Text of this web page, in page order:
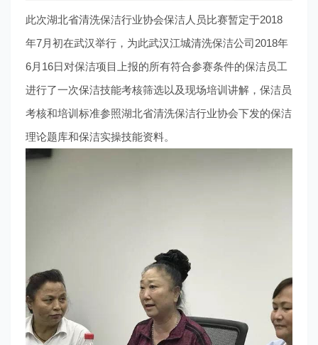
此次湖北省清洗保洁行业协会保洁人员比赛暂定于2018
年7月初在武汉举行， 为此武汉江城清洗保洁公司2018年
6月16日对保洁项目上报的所有符合参赛条件的保洁员工
进行了一次保洁技能考核筛选以及现场培训讲解，保洁员
考核和培训标准参照湖北省清洗保洁行业协会下发的保洁
理论题库和保洁实操技能资料。